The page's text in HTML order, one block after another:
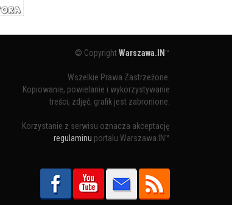
© CopyrightWarszawa.IN ™
Wszelkie Prawa Zastrzeżone.
Kopiowanie, powielanie i wykorzystywanie
treści, zdjęć, grafik jest zabronione.
Korzystanie z serwisu oznacza akceptację
regulaminu portalu Warszawa.IN™